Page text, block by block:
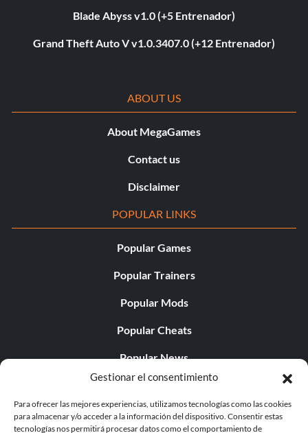
Gestionar el consentimiento
Para ofrecer las mejores experiencias, utilizamos tecnologías como las cookies
para almacenar y/o acceder a la información del dispositivo. Consentir estas
tecnologías nos permitirá procesar datos como el comportamiento de
Blade Abyss v1.0 (+5 Entrenador)
Grand Theft Auto V v1.0.3407.0 (+12 Entrenador)
ABOUT US
About MegaGames
Contact us
Disclaimer
POPULAR LINKS
Popular Games
Popular Trainers
Popular Mods
Popular Cheats
Popular News
Popular Editorials
Popular Free Games